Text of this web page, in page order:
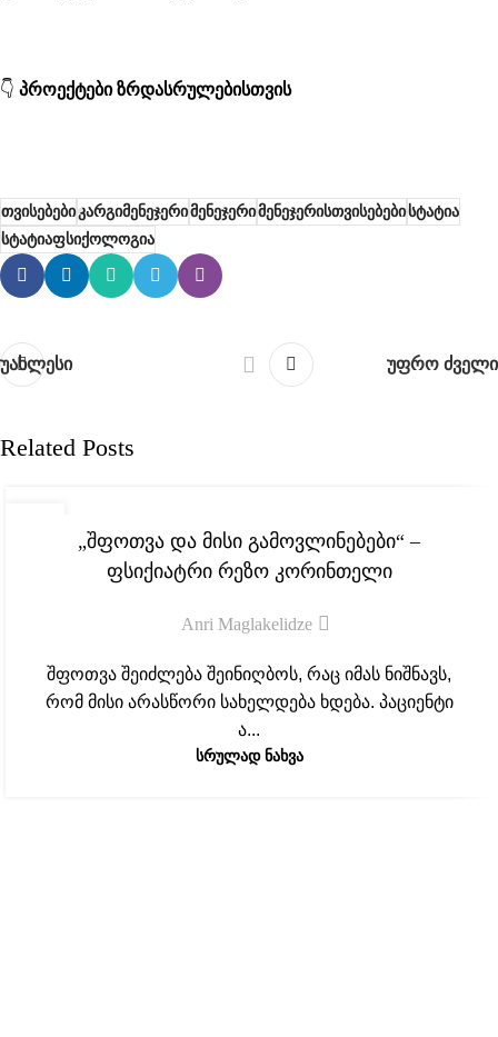
👇 პროექტები ზრდასრულებისთვის
თვისებებიკარგიმენეჯერიმენეჯერიმენეჯერისთვისებებისტატია
სტატიაფსიქოლოგია
უახლესი უფრო ძველი
Related Posts
„შფოთვა და მისი გამოვლინებები“ –
ფსიქიატრი რეზო კორინთელი
Anri Maglakelidze
შფოთვა შეიძლება შეინიღბოს, რაც იმას ნიშნავს,
რომ მისი არასწორი სახელდება ხდება. პაციენტი
ა...
ᲡᲠᲣᲚᲐᲓ ᲜᲐᲮᲕᲐ